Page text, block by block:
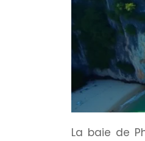
La baie de